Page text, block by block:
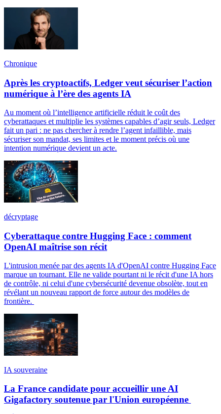
Chronique
Après les cryptoactifs, Ledger veut sécuriser l’action
numérique à l’ère des agents IA
Au moment où l’intelligence artificielle réduit le coût des
cyberattaques et multiplie les systèmes capables d’agir seuls, Ledger
fait un pari : ne pas chercher à rendre l’agent infaillible, mais
sécuriser son mandat, ses limites et le moment précis où une
intention numérique devient un acte.
décryptage
Cyberattaque contre Hugging Face : comment
OpenAI maîtrise son récit
L'intrusion menée par des agents IA d'OpenAI contre Hugging Face
marque un tournant. Elle ne valide pourtant ni le récit d'une IA hors
de contrôle, ni celui d'une cybersécurité devenue obsolète, tout en
révélant un nouveau rapport de force autour des modèles de
frontière.
IA souveraine
La France candidate pour accueillir une AI
Gigafactory soutenue par l'Union européenne